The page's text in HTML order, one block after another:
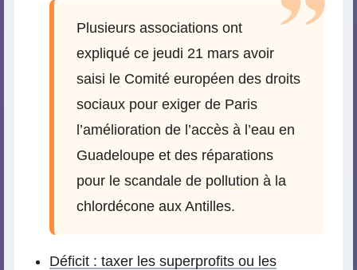
Plusieurs associations ont
expliqué ce jeudi 21 mars avoir
saisi le Comité européen des droits
sociaux pour exiger de Paris
l’amélioration de l’accès à l’eau en
Guadeloupe et des réparations
pour le scandale de pollution à la
chlordécone aux Antilles.
Déficit : taxer les superprofits ou les